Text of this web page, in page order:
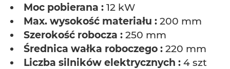
Moc pobierana : 12 kW
Max. wysokość materiału : 200 mm
Szerokość robocza : 250 mm
Średnica wałka roboczego : 220 mm
Liczba silników elektrycznych : 4 szt